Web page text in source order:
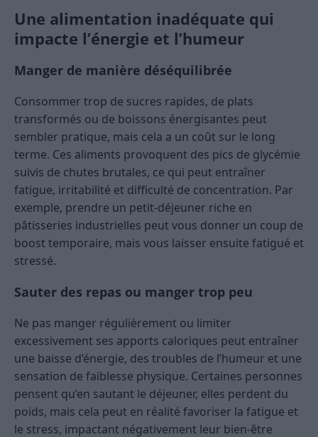
Une alimentation inadéquate qui
impacte l’énergie et l’humeur
Manger de manière déséquilibrée
Consommer trop de sucres rapides, de plats
transformés ou de boissons énergisantes peut
sembler pratique, mais cela a un coût sur le long
terme. Ces aliments provoquent des pics de glycémie
suivis de chutes brutales, ce qui peut entraîner
fatigue, irritabilité et difficulté de concentration. Par
exemple, prendre un petit-déjeuner riche en
pâtisseries industrielles peut vous donner un coup de
boost temporaire, mais vous laisser ensuite fatigué et
stressé.
Sauter des repas ou manger trop peu
Ne pas manger régulièrement ou limiter
excessivement ses apports caloriques peut entraîner
une baisse d’énergie, des troubles de l’humeur et une
sensation de faiblesse physique. Certaines personnes
pensent qu’en sautant le déjeuner, elles perdent du
poids, mais cela peut en réalité favoriser la fatigue et
le stress, impactant négativement leur bien-être